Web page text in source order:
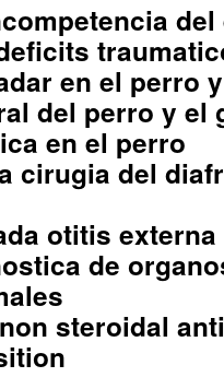
en el perro
del perro y el
en el perro
cirugia del
otitis externa
de
steroidal